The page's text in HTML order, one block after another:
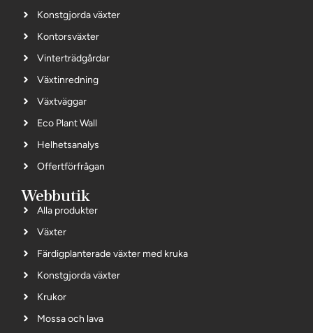
Konstgjorda växter
Kontorsväxter
Vinterträdgårdar
Växtinredning
Växtväggar
Eco Plant Wall
Helhetsanalys
Offertförfrågan
Webbutik
Alla produkter
Växter
Färdigplanterade växter med kruka
Konstgjorda växter
Krukor
Mossa och lava